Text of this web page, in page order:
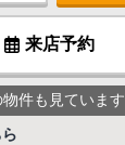
来店予約
件も見ています